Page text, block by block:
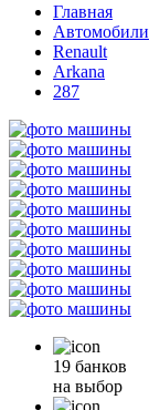
Главная
Автомобили
Renault
Arkana
287
19 банков
на выбор